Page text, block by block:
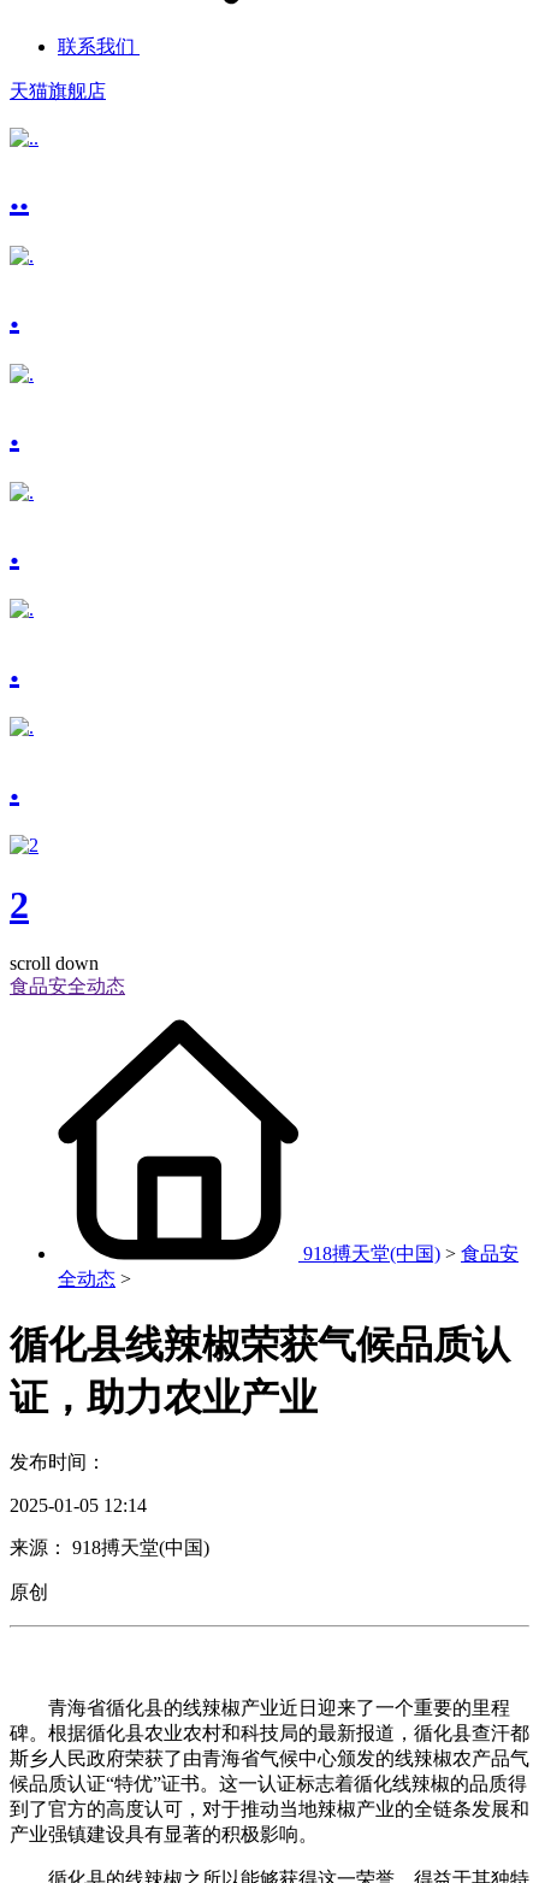
联系我们
天猫旗舰店
..
.
.
.
.
.
2
scroll down
食品安全动态
918搏天堂(中国) > 食品安
全动态 >
循化县线辣椒荣获气候品质认
证，助力农业产业
发布时间：
2025-01-05 12:14
来源： 918搏天堂(中国)
原创
青海省循化县的线辣椒产业近日迎来了一个重要的里程
碑。根据循化县农业农村和科技局的最新报道，循化县查汗都
斯乡人民政府荣获了由青海省气候中心颁发的线辣椒农产品气
候品质认证“特优”证书。这一认证标志着循化线辣椒的品质得
到了官方的高度认可，对于推动当地辣椒产业的全链条发展和
产业强镇建设具有显著的积极影响。
循化县的线辣椒之所以能够获得这一荣誉，得益于其独特